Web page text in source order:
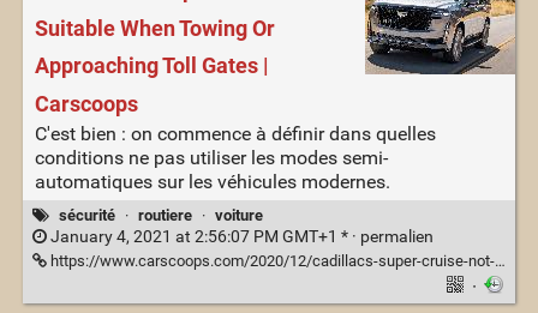
Suitable When Towing Or
Approaching Toll Gates |
Carscoops
C'est bien : on commence à définir dans quelles
conditions ne pas utiliser les modes semi-
automatiques sur les véhicules modernes.
sécurité · routiere · voiture
January 4, 2021 at 2:56:07 PM GMT+1 * · permalien
https://www.carscoops.com/2020/12/cadillacs-super-cruise-not-suitable-when-towing-or-approaching-toll-gates/
·